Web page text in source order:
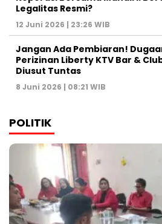
Legalitas Resmi?
12 Juni 2026 | 23:26 WIB
Jangan Ada Pembiaran!
Perizinan Liberty KTV Bar &
Diusut Tuntas
8 Juni 2026 | 08:21 WIB
POLITIK